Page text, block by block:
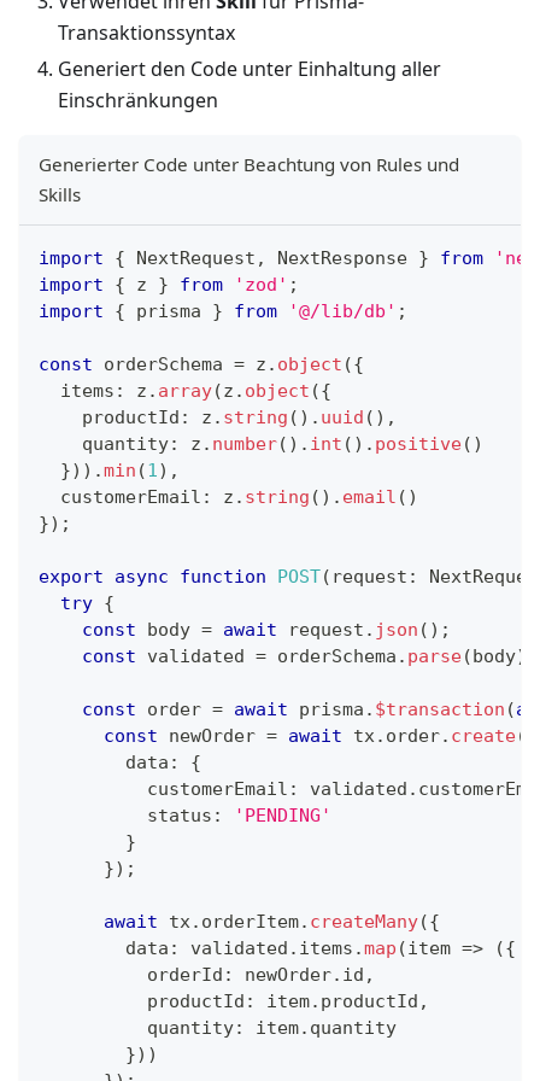
Transaktionssyntax
Generiert den Code unter Einhaltung aller
Einschränkungen
Generierter Code unter Beachtung von Rules und
Skills
import { NextRequest , NextResponse } from
import
{ z } from 'zod' ;
import
{ prisma } from '@/lib/db' ;
const orderSchema = z . object ({
  items
: z . array(z . object ({
    productId
: z . string ( ) . uuid ( ) ,
    quantity
: z . number( ) . int ( ) . positive( )
}) ) .min (1) ,
  customerEmail
: z . string ( ) . email ( )
}) ;
export async function POST( request :
try {
const body = await request . json ( ) ;
const validated = orderSchema . parse(body)
const order = await prisma . $transaction (
const newOrder = await tx. order. create(
        data
:
{
          customerEmail
: validated .
          status
:
'PENDING'
}
}) ;
await tx. orderItem. createMany({
        data
: validated . items .map (item => ({
          orderId
: newOrder. id ,
          productId
: item. productId ,
          quantity
: item. quantity
}) )